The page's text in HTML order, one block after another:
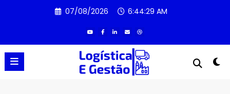
07/08/2026 6:44:29 AM